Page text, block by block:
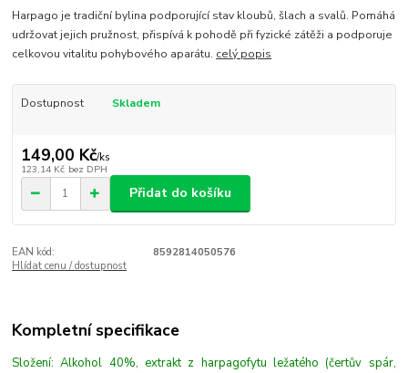
Harpago je tradiční bylina podporující stav kloubů, šlach a svalů. Pomáhá
udržovat jejich pružnost, přispívá k pohodě při fyzické zátěži a podporuje
celkovou vitalitu pohybového aparátu. celý popis
Dostupnost Skladem
149,00 Kč/ks
123,14 Kč bez DPH
Přidat do košíku
EAN kód:
8592814050576
Hlídat cenu / dostupnost
Kompletní specifikace
Složení: Alkohol 40%, extrakt z harpagofytu ležatého (čertův spár,